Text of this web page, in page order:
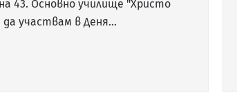
43. Основно училище "Христо
участвам в Деня…